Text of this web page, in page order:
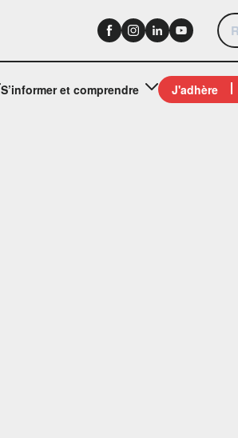
S’informer et comprendre J'adhère